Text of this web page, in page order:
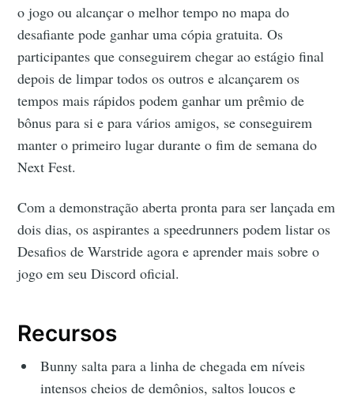
o jogo ou alcançar o melhor tempo no mapa do
desafiante pode ganhar uma cópia gratuita. Os
participantes que conseguirem chegar ao estágio final
depois de limpar todos os outros e alcançarem os
tempos mais rápidos podem ganhar um prêmio de
bônus para si e para vários amigos, se conseguirem
manter o primeiro lugar durante o fim de semana do
Next Fest.
Com a demonstração aberta pronta para ser lançada em
dois dias, os aspirantes a speedrunners podem listar os
Desafios de Warstride agora e aprender mais sobre o
jogo em seu Discord oficial.
Recursos
Bunny salta para a linha de chegada em níveis
intensos cheios de demônios, saltos loucos e